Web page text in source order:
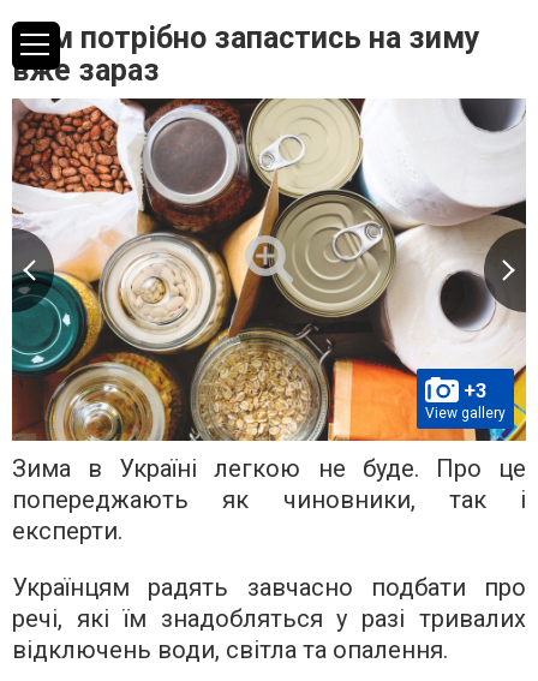
Чим потрібно запастись на зиму
вже зараз
+3
View gallery
Зима в Україні легкою не буде. Про це
попереджають як чиновники, так і
експерти.
Українцям радять завчасно подбати про
речі, які їм знадобляться у разі тривалих
відключень води, світла та опалення.